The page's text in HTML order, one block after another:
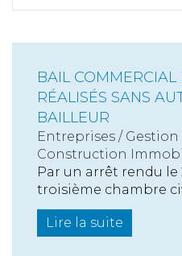
BAIL COMMERCIAL
RÉALISÉS SANS
BAILLEUR
Entreprises /
Construction
Par un arrêt rendu le
troisième chambre
Lire la suite